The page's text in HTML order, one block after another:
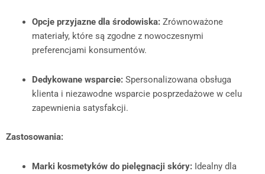
Opcje przyjazne dla środowiska:Zrównoważone
materiały, które są zgodne z nowoczesnymi
preferencjami konsumentów.
Dedykowane wsparcie:Spersonalizowana obsługa
klienta i niezawodne wsparcie posprzedażowe w celu
zapewnienia satysfakcji.
Zastosowania:
Marki kosmetyków do pielęgnacji skóry:Idealny dla